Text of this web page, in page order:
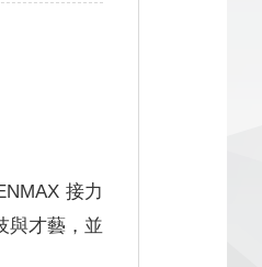
接力
與才藝，並